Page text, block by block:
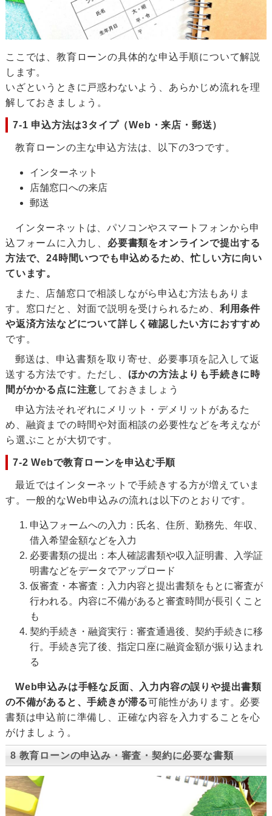
ここでは、教育ローンの具体的な申込手順について解説
します。
いざというときに戸惑わないよう、あらかじめ流れを理
解しておきましょう。
7-1 申込方法は3タイプ（Web・来店・郵送）
教育ローンの主な申込方法は、以下の3つです。
インターネット
店舗窓口への来店
郵送
インターネットは、パソコンやスマートフォンから申
込フォームに入力し、 必要書類をオンラインで提出する
方法で、24時間いつでも申込めるため、忙しい方に向い
ています。
また、店舗窓口で相談しながら申込む方法もありま
す。窓口だと、対面で説明を受けられるため、 利用条件
や返済方法などについて詳しく確認したい方におすすめ
です。
郵送は、申込書類を取り寄せ、必要事項を記入して返
送する方法です。ただし、 ほかの方法よりも手続きに時
間がかかる点に注意 しておきましょう
申込方法それぞれにメリット・デメリットがあるた
め、融資までの時間や対面相談の必要性などを考えなが
ら選ぶことが大切です。
7-2 Webで教育ローンを申込む手順
最近ではインターネットで手続きする方が増えていま
す。一般的なWeb申込みの流れは以下のとおりです。
申込フォームへの入力：氏名、住所、勤務先、年収、
借入希望金額などを入力
必要書類の提出：本人確認書類や収入証明書、入学証
明書などをデータでアップロード
仮審査・本審査：入力内容と提出書類をもとに審査が
行われる。内容に不備があると審査時間が長引くこと
も
契約手続き・融資実行：審査通過後、契約手続きに移
行。手続き完了後、指定口座に融資金額が振り込まれ
る
Web申込みは手軽な反面、入力内容の誤りや提出書類
の不備があると、手続きが滞る可能性があります。必要
書類は申込前に準備し、正確な内容を入力することを心
がけましょう。
8 教育ローンの申込み・審査・契約に必要な書類